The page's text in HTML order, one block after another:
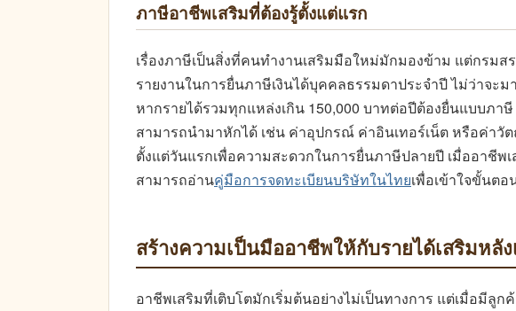
ภาษีอาชีพเสริมที่ต้องรู้ตั้งแต่แรก
เรื่องภาษีเป็นสิ่งที่คนทำงานเสริมมือใหม่มักมองข้าม แต่กรม
รายงานในการยื่นภาษีเงินได้บุคคลธรรมดาประจำปี ไม่ว่าจะม
หากรายได้รวมทุกแหล่งเกิน 150,000 บาทต่อปีต้องยื่นแบบภา
สามารถนำมาหักได้ เช่น ค่าอุปกรณ์ ค่าอินเทอร์เน็ต หรือค่าวั
ตั้งแต่วันแรกเพื่อความสะดวกในการยื่นภาษีปลายปี เมื่ออาชีพ
สามารถอ่านคู่มือการจดทะเบียนบริษัทในไทยเพื่อเข้าใจขั้นต
สร้างความเป็นมืออาชีพให้กับรายได้เสริมหลัง
อาชีพเสริมที่เติบโตมักเริ่มต้นอย่างไม่เป็นทางการ แต่เมื่อมีลูก